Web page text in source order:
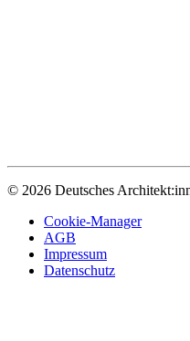
© 2026 Deutsches
Cookie-Manager
AGB
Impressum
Datenschutz